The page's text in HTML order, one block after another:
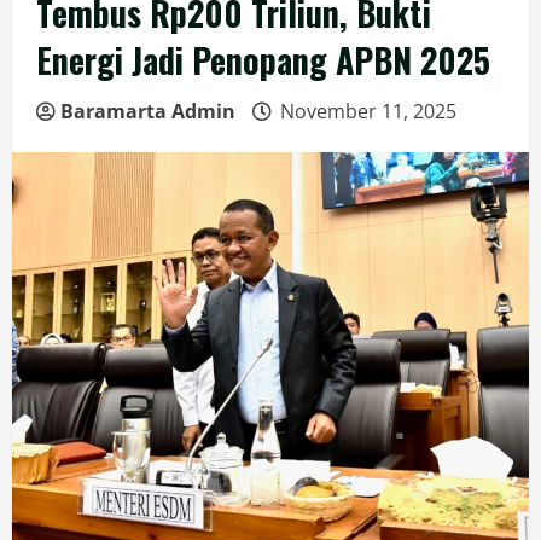
Tembus Rp200 Triliun, Bukti
Energi Jadi Penopang APBN 2025
Baramarta Admin November 11, 2025